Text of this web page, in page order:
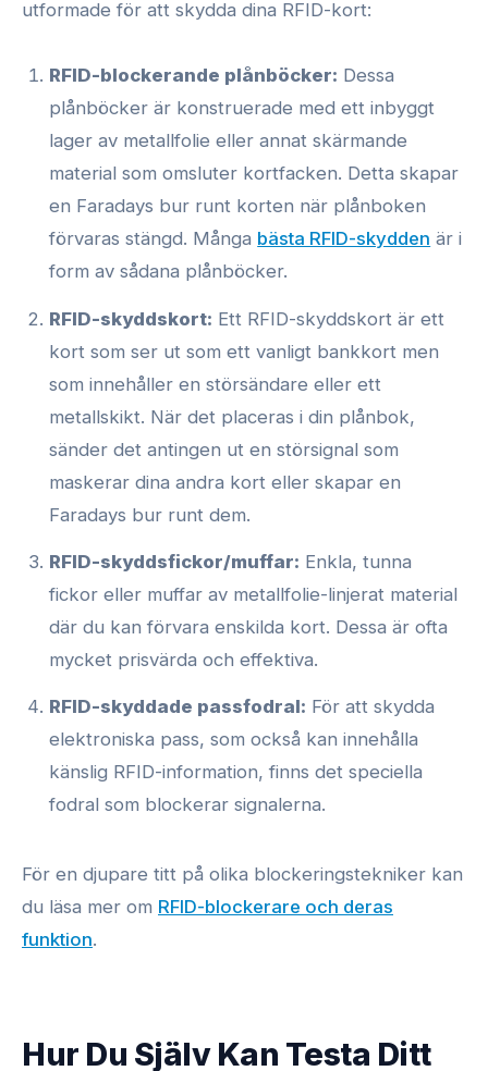
utformade för att skydda dina RFID-kort:
RFID-blockerande plånböcker: Dessa
plånböcker är konstruerade med ett inbyggt
lager av metallfolie eller annat skärmande
material som omsluter kortfacken. Detta skapar
en Faradays bur runt korten när plånboken
förvaras stängd. Många bästa RFID-skydden är i
form av sådana plånböcker.
RFID-skyddskort: Ett RFID-skyddskort är ett
kort som ser ut som ett vanligt bankkort men
som innehåller en störsändare eller ett
metallskikt. När det placeras i din plånbok,
sänder det antingen ut en störsignal som
maskerar dina andra kort eller skapar en
Faradays bur runt dem.
RFID-skyddsfickor/muffar: Enkla, tunna
fickor eller muffar av metallfolie-linjerat material
där du kan förvara enskilda kort. Dessa är ofta
mycket prisvärda och effektiva.
RFID-skyddade passfodral: För att skydda
elektroniska pass, som också kan innehålla
känslig RFID-information, finns det speciella
fodral som blockerar signalerna.
För en djupare titt på olika blockeringstekniker kan
du läsa mer om RFID-blockerare och deras
funktion.
Hur Du Själv Kan Testa Ditt